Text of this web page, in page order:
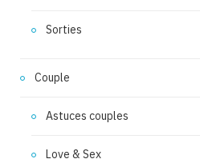
Sorties
Couple
Astuces couples
Love & Sex